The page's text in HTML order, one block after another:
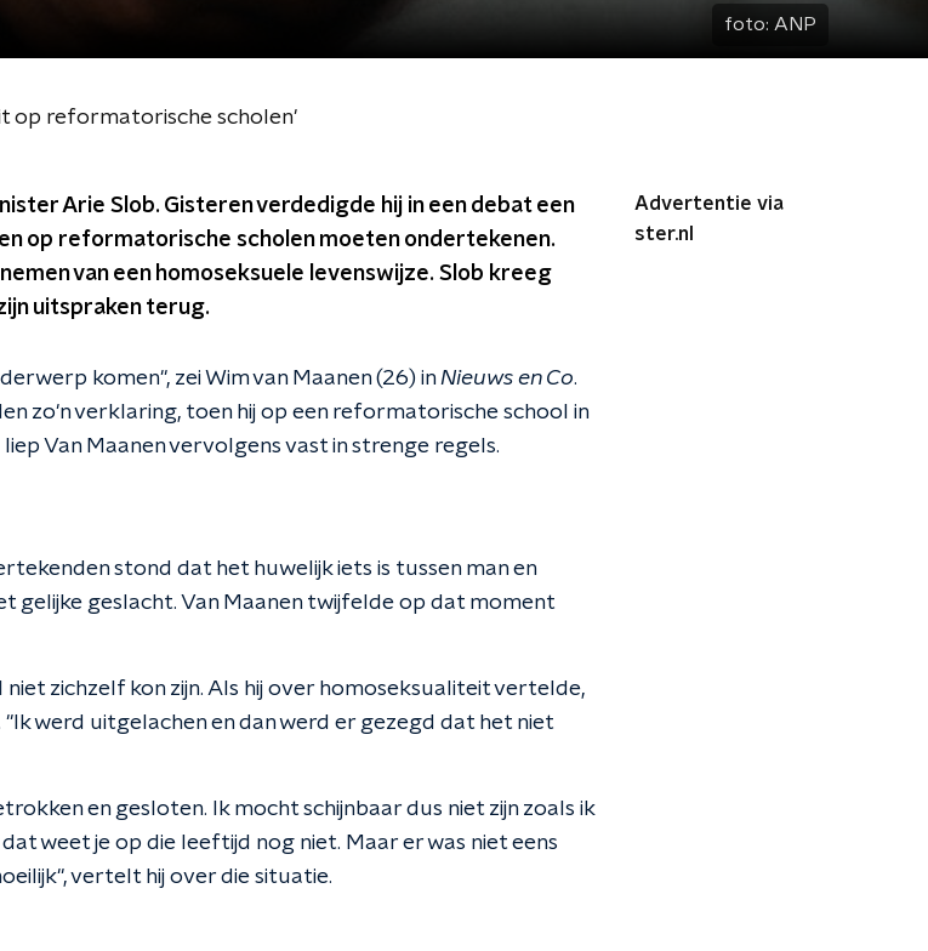
foto: ANP
op reformatorische scholen'
Arie Slob. Gisteren verdedigde hij in een debat een
op reformatorische scholen moeten ondertekenen.
van een homoseksuele levenswijze. Slob kreeg
uitspraken terug.
komen", zei Wim van Maanen (26) inNieuws en Co.
zo'n verklaring, toen hij op een reformatorische school in
Van Maanen vervolgens vast in strenge regels.
stond dat het huwelijk iets is tussen man en
gelijke geslacht. Van Maanen twijfelde op dat moment
zichzelf kon zijn. Als hij over homoseksualiteit vertelde,
werd uitgelachen en dan werd er gezegd dat het niet
en gesloten. Ik mocht schijnbaar dus niet zijn zoals ik
weet je op die leeftijd nog niet. Maar er was niet eens
vertelt hij over die situatie.
Advertentie via
ster.nl